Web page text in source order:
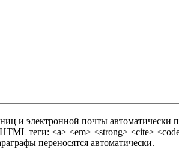
и электронной почты автоматически
теги: <a> <em> <strong> <cite>
переносятся автоматически.